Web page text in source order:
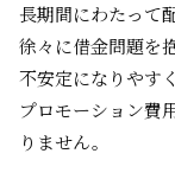
長期間にわたって
徐々に借金問題を
不安定になりやす
プロモーション費
りません。